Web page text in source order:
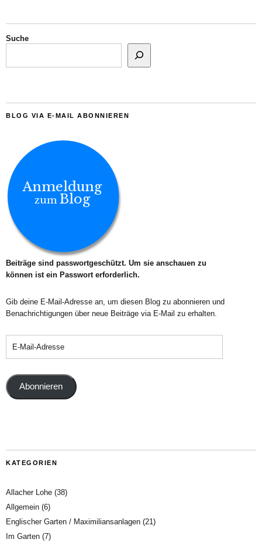
Suche
BLOG VIA E-MAIL ABONNIEREN
Anmeldung
zum Blog
Beiträge sind passwortgeschützt. Um sie anschauen zu
können ist ein Passwort erforderlich.
Gib deine E-Mail-Adresse an, um diesen Blog zu abonnieren und
Benachrichtigungen über neue Beiträge via E-Mail zu erhalten.
Abonnieren
KATEGORIEN
Allacher Lohe (38)
Allgemein (6)
Englischer Garten / Maximiliansanlagen (21)
Im Garten (7)